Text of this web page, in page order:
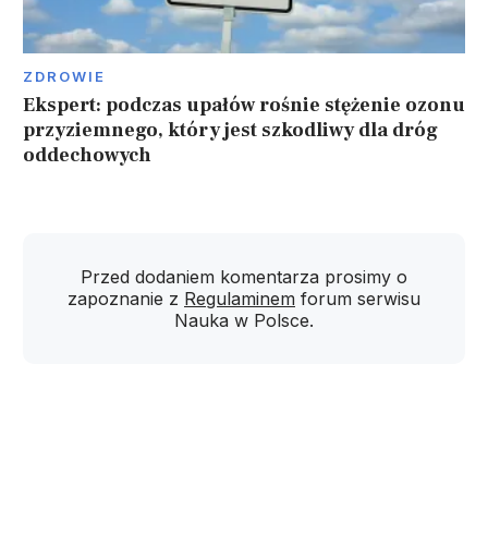
ZDROWIE
Ekspert: podczas upałów rośnie stężenie ozonu
przyziemnego, który jest szkodliwy dla dróg
oddechowych
Przed dodaniem komentarza prosimy o
zapoznanie z Regulaminem forum serwisu
Nauka w Polsce.